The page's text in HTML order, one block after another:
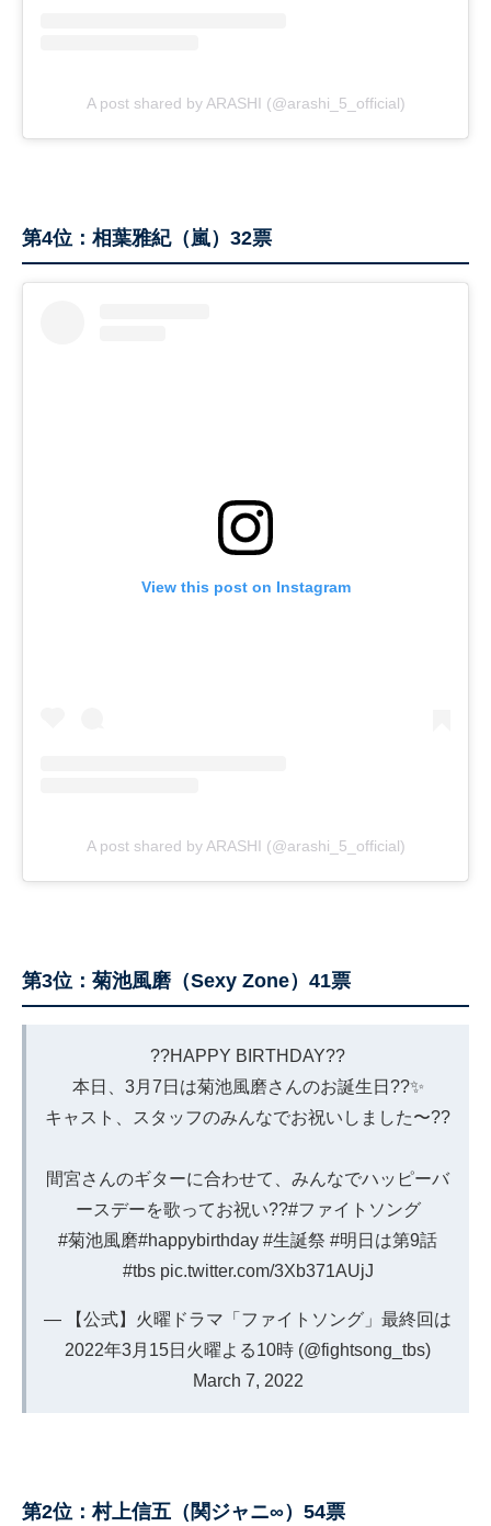
A post shared by ARASHI (@arashi_5_official)
第4位：相葉雅紀（嵐）32票
View this post on Instagram
A post shared by ARASHI (@arashi_5_official)
第3位：菊池風磨（Sexy Zone）41票
??HAPPY BIRTHDAY??
本日、3月7日は菊池風磨さんのお誕生日??✨
キャスト、スタッフのみんなでお祝いしました〜??
間宮さんのギターに合わせて、みんなでハッピーバ
ースデーを歌ってお祝い??#ファイトソング
#菊池風磨#happybirthday #生誕祭 #明日は第9話
#tbs pic.twitter.com/3Xb371AUjJ
— 【公式】火曜ドラマ「ファイトソング」最終回は
2022年3月15日火曜よる10時 (@fightsong_tbs)
March 7, 2022
第2位：村上信五（関ジャニ∞）54票